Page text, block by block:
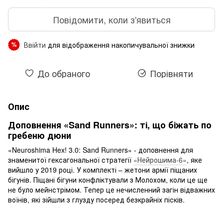
Повідомити, коли з'явиться
% Ввійти для відображення накопичувальної знижки
До обраного Порівняти
Опис
Доповнення «Sand Runners»: ті, що біжать по
гребеню дюни
«Neuroshima Hex! 3.0: Sand Runners» - доповнення для
знаменитої гексагональної стратегії «Нейрошима-6», яке
вийшло у 2019 році. У комплекті – жетони армії піщаних
бігунів. Піщані бігуни конфліктували з Молохом, коли це ще
не було мейнстрімом. Тепер це нечисленний загін відважних
воїнів, які зійшли з глузду посеред безкрайніх пісків.